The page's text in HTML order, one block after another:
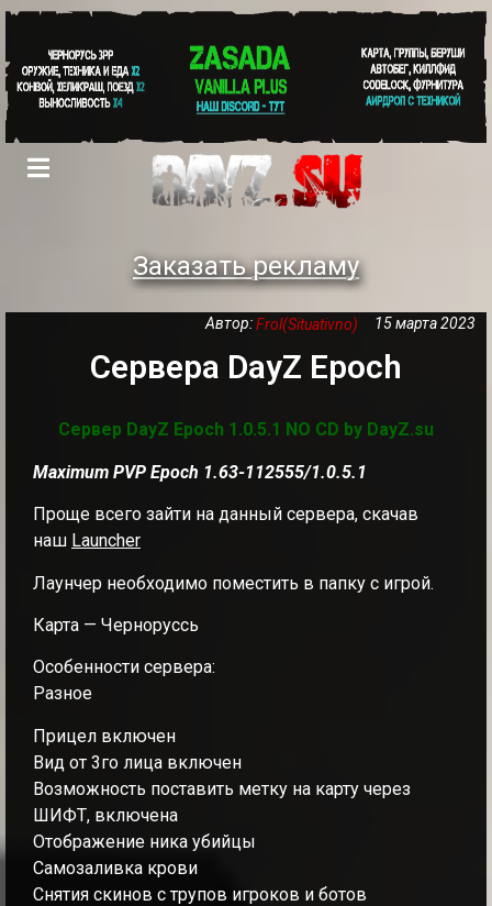
Заказать рекламу
Автор:Frol(Situativno) 15 марта 2023
Сервера DayZ Epoch
Сервер DayZ Epoch 1.0.5.1 NO CD by DayZ.su
Maximum PVP Epoch 1.63-112555/1.0.5.1
Проще всего зайти на данный сервера, скачав
наш Launcher
Лаунчер необходимо поместить в папку с игрой.
Карта — Черноруссь
Особенности сервера:
Разное
Прицел включен
Вид от 3го лица включен
Возможность поставить метку на карту через
ШИФТ, включена
Отображение ника убийцы
Самозаливка крови
Снятия скинов с трупов игроков и ботов